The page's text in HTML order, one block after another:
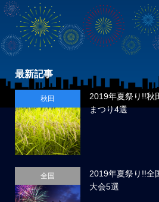
最新記事
秋田
2019年夏祭り!!秋
まつり4選
全国
2019年夏祭り!!全
大会5選